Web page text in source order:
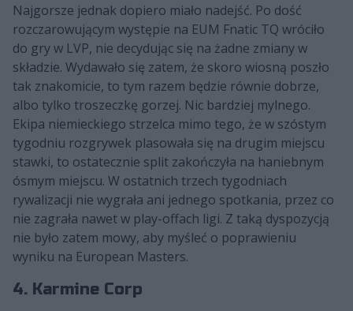
Najgorsze jednak dopiero miało nadejść. Po dość
rozczarowującym występie na EUM Fnatic TQ wróciło
do gry w LVP, nie decydując się na żadne zmiany w
składzie. Wydawało się zatem, że skoro wiosną poszło
tak znakomicie, to tym razem będzie równie dobrze,
albo tylko troszeczkę gorzej. Nic bardziej mylnego.
Ekipa niemieckiego strzelca mimo tego, że w szóstym
tygodniu rozgrywek plasowała się na drugim miejscu
stawki, to ostatecznie split zakończyła na haniebnym
ósmym miejscu. W ostatnich trzech tygodniach
rywalizacji nie wygrała ani jednego spotkania, przez co
nie zagrała nawet w play-offach ligi. Z taką dyspozycją
nie było zatem mowy, aby myśleć o poprawieniu
wyniku na European Masters.
4. Karmine Corp